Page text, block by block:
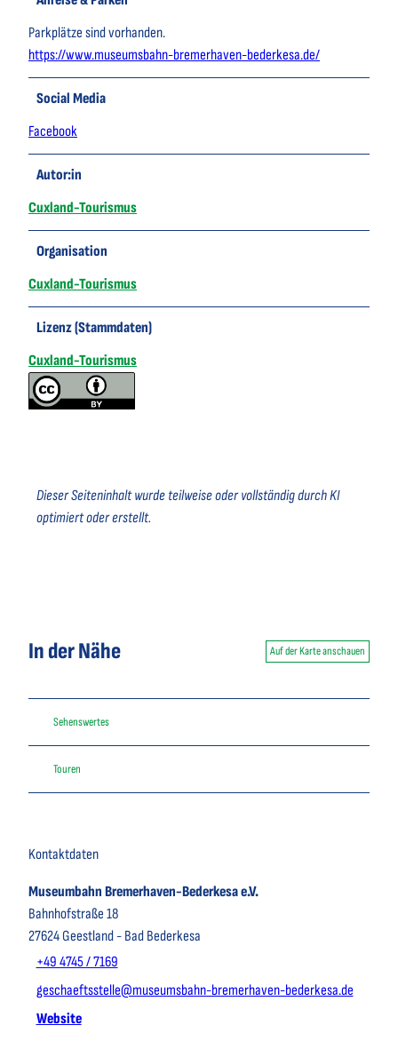
Parkplätze sind vorhanden.
https://www.museumsbahn-bremerhaven-bederkesa.de/
Social Media
Facebook
Autor:in
Cuxland-Tourismus
Organisation
Cuxland-Tourismus
Lizenz (Stammdaten)
Cuxland-Tourismus
Dieser Seiteninhalt wurde teilweise oder vollständig durch KI
optimiert oder erstellt.
In der Nähe Auf der Karte anschauen
Sehenswertes
Touren
Kontaktdaten
Museumbahn Bremerhaven-Bederkesa e.V.
Bahnhofstraße 18
27624 Geestland- Bad Bederkesa
+49 4745 / 7169
geschaeftsstelle@museumsbahn-bremerhaven-bederkesa.de
Website